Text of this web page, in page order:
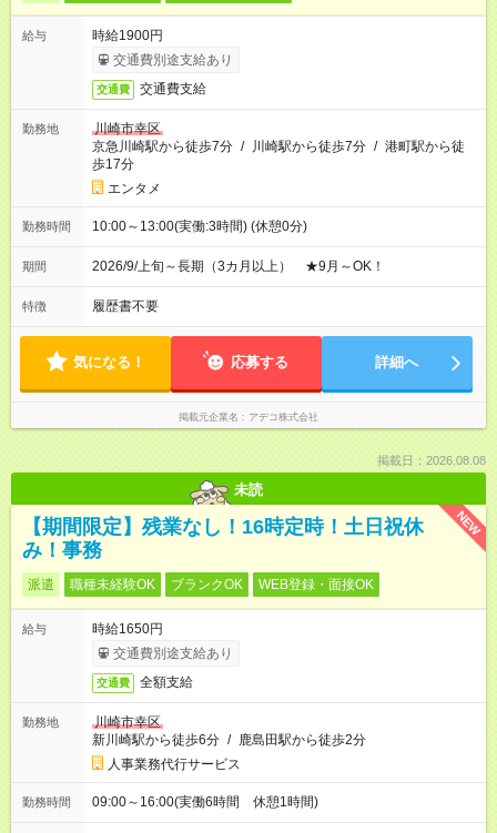
給与
時給1900円
交通費別途支給あり
交通費 交通費支給
勤務地
川崎市幸区
京急川崎駅から徒歩7分 / 川崎駅から徒歩7分 / 港町駅から徒
歩17分
エンタメ
勤務時間 10:00～13:00(実働:3時間) (休憩0分)
期間 2026/9/上旬～長期（3カ月以上） ★9月～OK！
特徴 履歴書不要
気になる！ 応募する 詳細へ
掲載元企業名 アデコ株式会社
掲載日：2026.08.08
未読
NEW
【期間限定】残業なし！16時定時！土日祝休
み！事務
派遣 職種未経験OK ブランクOK WEB登録・面接OK
給与
時給1650円
交通費別途支給あり
交通費 全額支給
勤務地
川崎市幸区
新川崎駅から徒歩6分 / 鹿島田駅から徒歩2分
人事業務代行サービス
勤務時間 09:00～16:00(実働6時間 休憩1時間)